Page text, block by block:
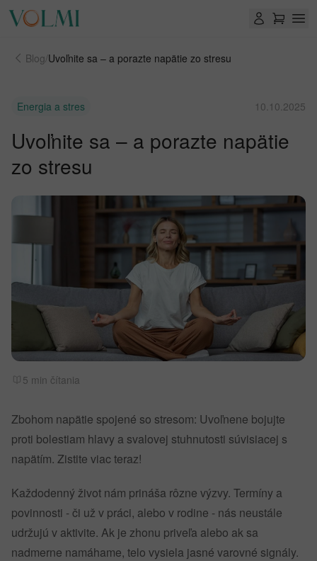
Blog/Uvoľnite sa – a porazte napätie zo stresu
Energia a stres 10.10.2025
Uvoľnite sa – a porazte napätie
zo stresu
5 min čítania
Zbohom napätie spojené so stresom: Uvoľnene bojujte
proti bolestiam hlavy a svalovej stuhnutosti súvisiacej s
napätím. Zistite viac teraz!
Každodenný život nám prináša rôzne výzvy. Termíny a
povinnosti - či už v práci, alebo v rodine - nás neustále
udržujú v aktivite. Ak je zhonu priveľa alebo ak sa
nadmerne namáhame, telo vysiela jasné varovné signály.